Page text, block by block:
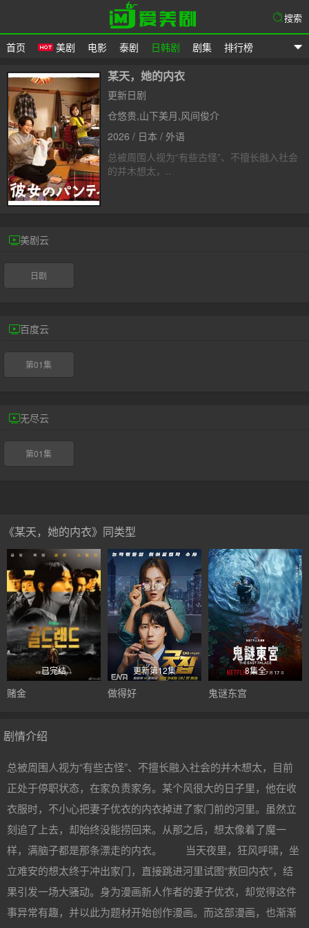
爱美剧
首页 美剧 电影 泰剧 日韩剧 剧集 排行榜
搜索
某天，她的内衣
更新日剧
仓悠贵,山下美月,风间俊介
2026 / 日本 / 外语
总被周围人视为“有些古怪”、不擅长融入社会
的并木想太，..
美剧云
日剧
百度云
第01集
无尽云
第01集
《某天，她的内衣》同类型
已完结
赌金
更新第12集
做得好
8集全
鬼谜东宫
剧情介绍
总被周围人视为“有些古怪”、不擅长融入社会的并木想太，目前
正处于停职状态，在家负责家务。某个风很大的日子里，他在收
衣服时，不小心把妻子优衣的内衣掉进了家门前的河里。虽然立
刻追了上去，却始终没能捞回来。从那之后，想太像着了魔一
样，满脑子都是那条漂走的内衣。 当天夜里，狂风呼啸，坐
立难安的想太终于冲出家门，直接跳进河里试图“救回内衣”，结
果引发一场大骚动。身为漫画新人作者的妻子优衣，却觉得这件
事异常有趣，并以此为题材开始创作漫画。而这部漫画，也渐渐